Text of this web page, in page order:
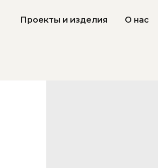
Проекты и изделия О нас